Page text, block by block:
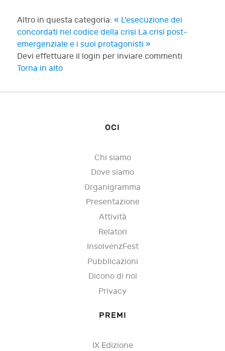
Altro in questa categoria: « L’esecuzione dei
concordati nel codice della crisi La crisi post-
emergenziale e i suoi protagonisti »
Devi effettuare il login per inviare commenti
Torna in alto
OCI
Chi siamo
Dove siamo
Organigramma
Presentazione
Attività
Relatori
InsolvenzFest
Pubblicazioni
Dicono di noi
Privacy
PREMI
IX Edizione